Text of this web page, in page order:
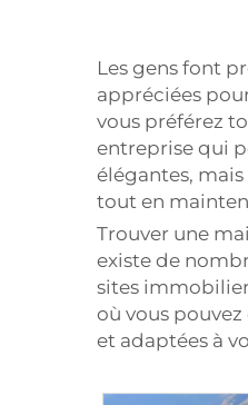
Les gens font
appréciées
vous préférez
entreprise qui
élégantes,
tout en
Trouver une
existe de
sites
où vous
et adaptées à